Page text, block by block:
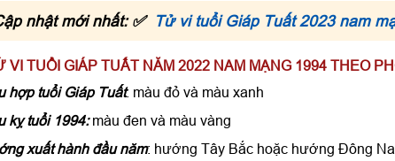
nhật mới nhất: ✅ Tử vi tuổi Giáp Tuất 2023 nam
VI TUỔI GIÁP TUẤT NĂM 2022 NAM MẠNG 1994 THEO
hợp tuổi Giáp Tuất: màu đỏ và màu xanh
kỵ tuổi 1994:màu đen và màu vàng
xuất hành đầu năm: hướng Tây Bắc hoặc hướng Đông